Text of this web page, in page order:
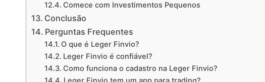
Comece com Investimentos Pequenos
Conclusão
Perguntas Frequentes
O que é Leger Finvio?
Leger Finvio é confiável?
Como funciona o cadastro na Leger Finvio?